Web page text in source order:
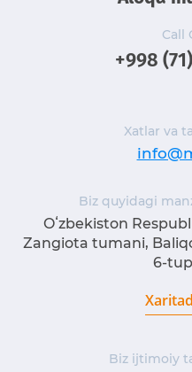
Call
+998
Xatlar va
Biz quyidagi
Oʻzbekiston
Zangiota tumani,
6-
Biz ijtimoiy